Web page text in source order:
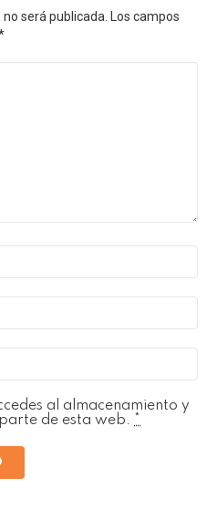
será publicada. Los campos
al almacenamiento y
de esta web. *